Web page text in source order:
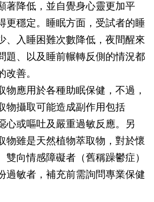
著降低，並自覺身心靈更加平
更穩定。睡眠方面，受試者的睡
、入睡困難次數降低，夜間醒來
題、以及睡前輾轉反側的情況都
改善。
物應用於各種助眠保健，不過，
物攝取可能造成副作用包括
心或嘔吐及嚴重過敏反應。另
物雖是天然植物萃取物，對於懷
雙向情感障礙者（舊稱躁鬱症）
過敏者，補充前需詢問專業保健